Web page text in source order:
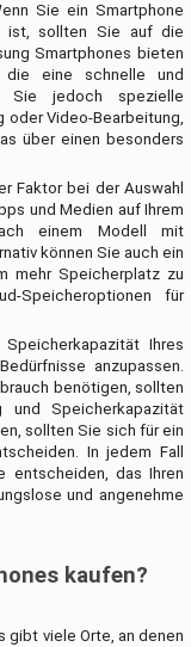
Sie ein Smartphone
ist, sollten Sie auf die
Smartphones bieten
die eine schnelle und
Sie jedoch spezielle
oder Video-Bearbeitung,
über einen besonders
Faktor bei der Auswahl
und Medien auf Ihrem
einem Modell mit
können Sie auch ein
mehr Speicherplatz zu
Speicheroptionen für
Ihres
anzupassen.
benötigen, sollten
Speicherkapazität
sollten Sie sich für ein
In jedem Fall
entscheiden, das Ihren
und angenehme
kaufen?
gibt viele Orte, an denen